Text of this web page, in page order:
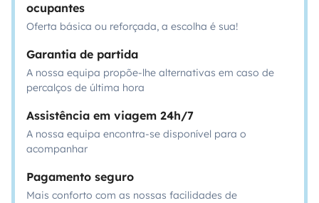
ocupantes
Oferta básica ou reforçada, a escolha é sua!
Garantia de partida
A nossa equipa propõe-lhe alternativas em caso de
percalços de última hora
Assistência em viagem 24h/7
A nossa equipa encontra-se disponível para o
acompanhar
Pagamento seguro
Mais conforto com as nossas facilidades de